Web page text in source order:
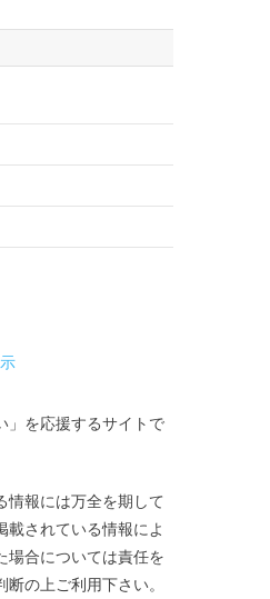
」を応援するサイトで
情報には万全を期して
載されている情報によ
場合については責任を
の上ご利用下さい。